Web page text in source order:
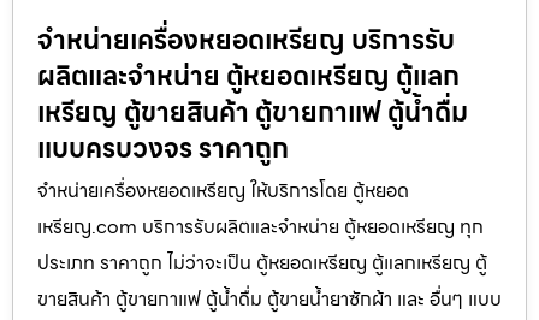
จำหน่ายเครื่องหยอดเหรียญ บริการรับ
ผลิตและจำหน่าย ตู้หยอดเหรียญ ตู้แลก
เหรียญ ตู้ขายสินค้า ตู้ขายกาแฟ ตู้น้ำดื่ม
แบบครบวงจร ราคาถูก
จำหน่ายเครื่องหยอดเหรียญ ให้บริการโดย ตู้หยอด
เหรียญ.com บริการรับผลิตและจำหน่าย ตู้หยอดเหรียญ ทุก
ประเภท ราคาถูก ไม่ว่าจะเป็น ตู้หยอดเหรียญ ตู้แลกเหรียญ ตู้
ขายสินค้า ตู้ขายกาแฟ ตู้น้ำดื่ม ตู้ขายน้ำยาซักผ้า และ อื่นๆ แบบ